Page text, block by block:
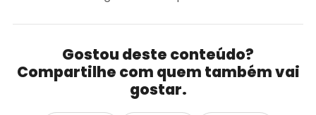
Gostou deste conteúdo?
Compartilhe com quem também vai
gostar.